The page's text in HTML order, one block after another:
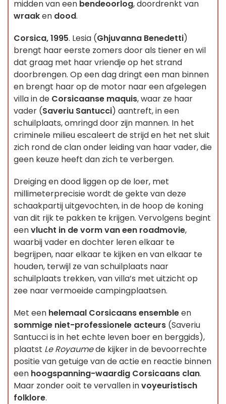
midden van een bendeoorlog, doordrenkt van
wraaken dood.
Corsica, 1995. Lesia (Ghjuvanna Benedetti)
brengt haar eerste zomers door als tiener en wil
dat graag met haar vriendje op het strand
doorbrengen. Op een dag dringt een man binnen
en brengt haar op de motor naar een afgelegen
villa in de Corsicaanse maquis, waar ze haar
vader (Saveriu Santucci) aantreft, in een
schuilplaats, omringd door zijn mannen. In het
criminele milieu escaleert de strijd en het net sluit
zich rond de clan onder leiding van haar vader, die
geen keuze heeft dan zich te verbergen.
Dreiging en dood liggen op de loer, met
millimeterprecisie wordt de gekte van deze
schaakpartij uitgevochten, in de hoop de koning
van dit rijk te pakken te krijgen. Vervolgens begint
eenvlucht in de vorm van een roadmovie,
waarbij vader en dochter leren elkaar te
begrijpen, naar elkaar te kijken en van elkaar te
houden, terwijl ze van schuilplaats naar
schuilplaats trekken, van villa’s met uitzicht op
zee naar vermoeide campingplaatsen.
Met een helemaal Corsicaans ensembleen
sommige niet-professionele acteurs (Saveriu
Santucci is in het echte leven boer en berggids),
plaatst Le Royaumede kijker in de bevoorrechte
positie van getuige van de actie en reactie binnen
een hoogspanning-waardig Corsicaans clan.
Maar zonder ooit te vervallen invoyeuristisch
folklore.